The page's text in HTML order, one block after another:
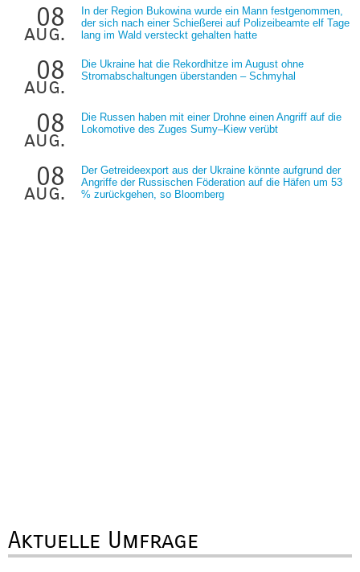
08
aug.
In der Region Bukowina wurde ein Mann festgenommen,
der sich nach einer Schießerei auf Polizeibeamte elf Tage
lang im Wald versteckt gehalten hatte
08
aug.
Die Ukraine hat die Rekordhitze im August ohne
Stromabschaltungen überstanden – Schmyhal
08
aug.
Die Russen haben mit einer Drohne einen Angriff auf die
Lokomotive des Zuges Sumy–Kiew verübt
08
aug.
Der Getreideexport aus der Ukraine könnte aufgrund der
Angriffe der Russischen Föderation auf die Häfen um 53
% zurückgehen, so Bloomberg
Aktuelle Umfrage